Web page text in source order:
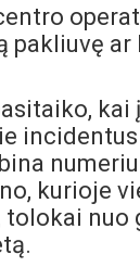
pakliuvę
kurioje